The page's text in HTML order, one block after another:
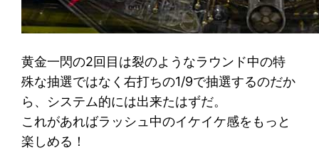
黄金一閃の2回目は裂のようなラウンド中の特
殊な抽選ではなく右打ちの1/9で抽選するのだか
ら、システム的には出来たはずだ。
これがあればラッシュ中のイケイケ感をもっと
楽しめる！